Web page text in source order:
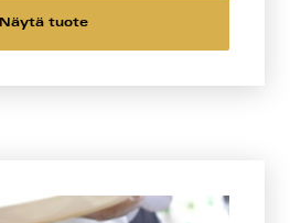
Näytä tuote